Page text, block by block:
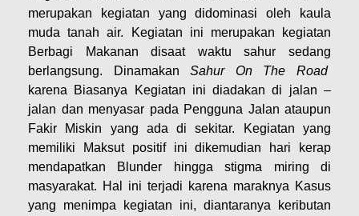
merupakan kegiatan yang didominasi oleh kaula
muda tanah air. Kegiatan ini merupakan kegiatan
Berbagi Makanan disaat waktu sahur sedang
berlangsung. DinamakanSahur On The Road
karena Biasanya Kegiatan ini diadakan di jalan –
jalan dan menyasar pada Pengguna Jalan ataupun
Fakir Miskin yang ada di sekitar. Kegiatan yang
memiliki Maksut positif ini dikemudian hari kerap
mendapatkan Blunder hingga stigma miring di
masyarakat. Hal ini terjadi karena maraknya Kasus
yang menimpa kegiatan ini, diantaranya keributan